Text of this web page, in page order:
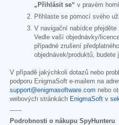
„Přihlásit se“ v pravém
Přihlaste se pomocí svého
V navigační nabídce přejděte
Vedle vaší objednávky/
případné zrušení
objednávek/produktů,
V případě jakýchkoli dotazů nebo
podporu EnigmaSoft e-mailem na
support@enigmasoftware.com nebo
webových stránkách EnigmaSoft v
------
Podrobnosti o nákupu SpyHunteru